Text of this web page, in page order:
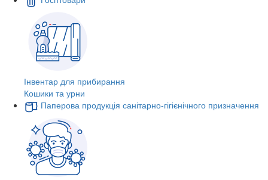
Інвентар для прибирання
Кошики та урни
Паперова продукція санітарно-гігієнічного призначення